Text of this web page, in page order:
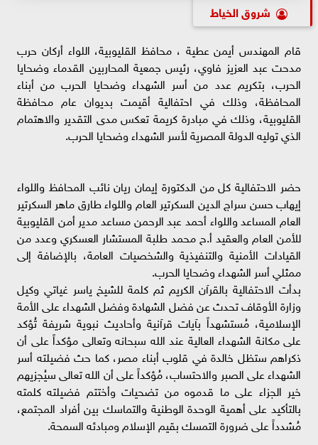
شروق الخياط
قام المهندس أيمن عطية ، محافظ القليوبية، اللواء أركان حرب
مدحت عبد العزيز فاوي، رئيس جمعية المحاربين القدماء وضحايا
الحرب، بتكريم عدد من أسر الشهداء وضحايا الحرب من أبناء
المحافظة، وذلك في احتفالية أقيمت بديوان عام محافظة
القليوبية، وذلك في مبادرة كريمة تعكس مدى التقدير والاهتمام
الذي توليه الدولة المصرية لأسر الشهداء وضحايا الحرب.
حضر الاحتفالية كل من الدكتورة إيمان ريان نائب المحافظ واللواء
إيهاب حسن سراج الدين السكرتير العام واللواء طارق ماهر السكرتير
العام المساعد واللواء أحمد عبد الرحمن مساعد مدير أمن القليوبية
للأمن العام والعقيد أ.ح محمد طلبة المستشار العسكري وعدد من
القيادات الأمنية والتنفيذية والشخصيات العامة، بالإضافة إلى
ممثلي أسر الشهداء وضحايا الحرب.
بدأت الاحتفالية بالقرآن الكريم ثم كلمة للشيخ ياسر غياتي وكيل
وزارة الأوقاف تحدث عن فضل الشهادة وفضل الشهداء على الأمة
الإسلامية، مُستشهداً بآيات قرآنية وأحاديث نبوية شريفة تُؤكد
على مكانة الشهداء العالية عند الله سبحانه وتعالى مؤكداً على أن
ذكراهم ستظل خالدة في قلوب أبناء مصر، كما حث فضيلته أسر
الشهداء على الصبر والاحتساب، مُؤكداً على أن الله تعالى سيُجزيهم
خير الجزاء على ما قدموه من تضحيات وأختتم فضيلته كلمته
بالتأكيد على أهمية الوحدة الوطنية والتماسك بين أفراد المجتمع،
مُشدداً على ضرورة التمسك بقيم الإسلام ومبادئه السمحة.